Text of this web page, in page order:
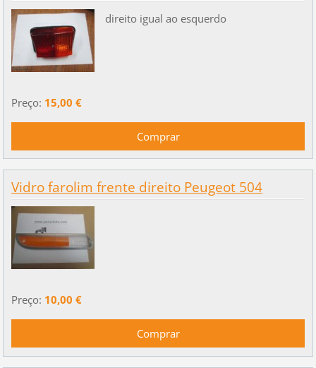
direito igual ao esquerdo
Preço: 15,00 €
Vidro farolim frente direito Peugeot 504
Preço: 10,00 €